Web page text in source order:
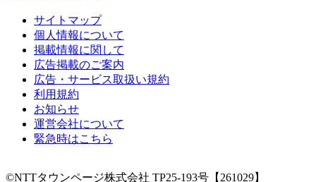
サイトマップ
個人情報について
掲載情報に関して
広告掲載のご案内
広告・サービス取扱い規約
利用規約
お知らせ
運営会社について
緊急時はこちら
©NTTタウンページ株式会社 TP25-193号【261029】